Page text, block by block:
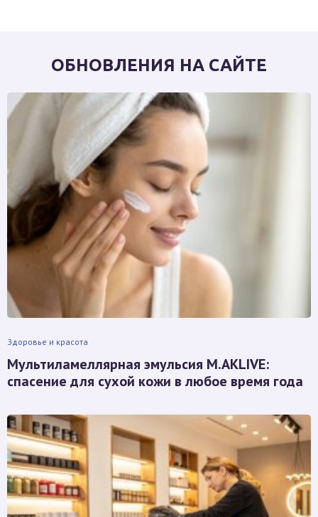
ОБНОВЛЕНИЯ НА САЙТЕ
Здоровье и красота
Мультиламеллярная эмульсия M.AKLIVE:
спасение для сухой кожи в любое время года